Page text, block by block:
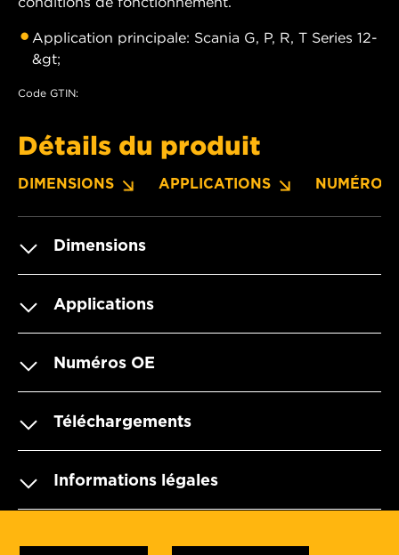
Application principale: Scania G, P, R, T Series 12-
&gt;
Code GTIN:
Détails du produit
DIMENSIONS APPLICATIONS NUMÉROS
Dimensions
Applications
Numéros OE
Téléchargements
Informations légales